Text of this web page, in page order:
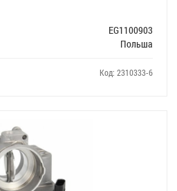
EG1100903
Польша
Код: 2310333-6